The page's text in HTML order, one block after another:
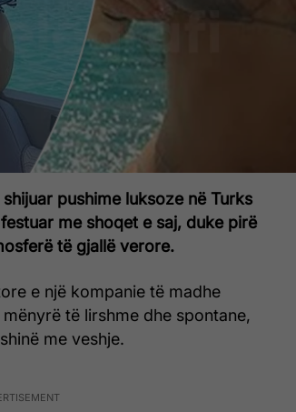
pushime luksoze në Turks
me shoqet e saj, duke pirë
të gjallë verore.
e një kompanie të madhe
të lirshme dhe spontane,
me veshje.